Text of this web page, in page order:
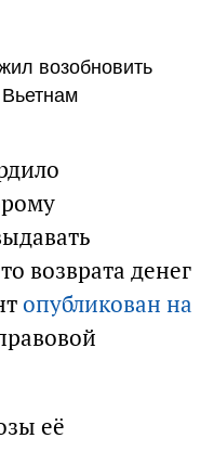
возобновить
возврата денег
опубликован на
её